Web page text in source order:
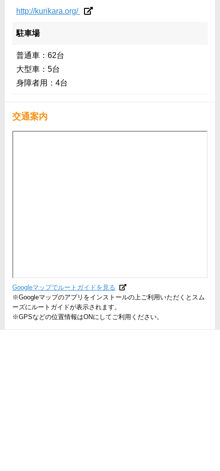
http://kurikara.org/
駐車場
普通車：62台
大型車：5台
身障者用：4台
交通案内
Googleマップでルートガイドを見る
※Googleマップのアプリをインストールの上ご利用いただくとスム
ーズにルートガイドが表示されます。
※GPSなどの位置情報はONにしてご利用ください。